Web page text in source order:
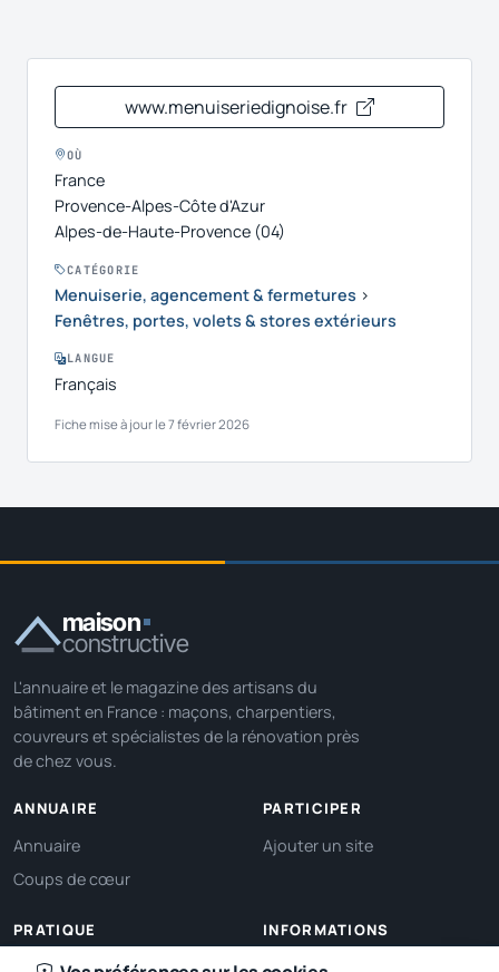
www.menuiseriedignoise.fr
OÙ
France
Provence-Alpes-Côte d'Azur
Alpes-de-Haute-Provence (04)
CATÉGORIE
Menuiserie, agencement & fermetures ›
Fenêtres, portes, volets & stores extérieurs
LANGUE
Français
Fiche mise à jour le 7 février 2026
maison
constructive
L'annuaire et le magazine des artisans du
bâtiment en France : maçons, charpentiers,
couvreurs et spécialistes de la rénovation près
de chez vous.
ANNUAIRE
Annuaire
Coups de cœur
PARTICIPER
Ajouter un site
PRATIQUE
Ma localisation
INFORMATIONS
À propos